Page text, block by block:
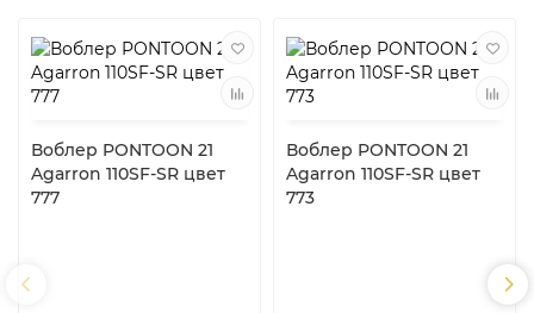
Воблер PONTOON 21
Agarron 110SF-SR цвет
777
Воблер PONTOON 21
Agarron 110SF-SR цвет
773